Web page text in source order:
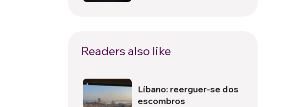
Readers also like
Líbano: reerguer-se dos
escombros